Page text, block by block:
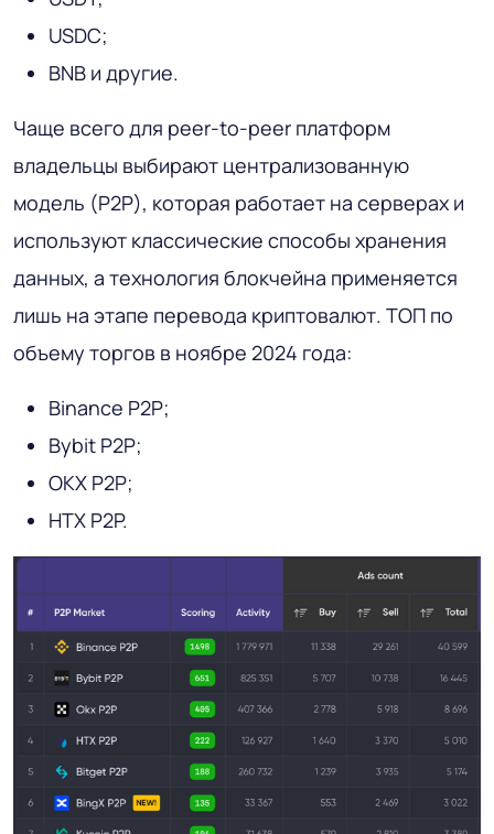
USDC;
BNB и другие.
Чаще всего для peer-to-peer платформ
владельцы выбирают централизованную
модель (P2P), которая работает на серверах и
используют классические способы хранения
данных, а технология блокчейна применяется
лишь на этапе перевода криптовалют. ТОП по
объему торгов в ноябре 2024 года:
Binance P2P;
Bybit P2P;
OKX P2P;
HTX P2P.